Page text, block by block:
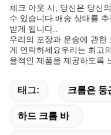
체크 아웃 시, 당신은 당신
수 있습니다.배송 상태를
받게 됩니다..
우리의 포장과 운송에 관한
게 연락하세요우리는 최고
율적인 제품을 제공하도록
태그: 크롬은 둥
하드 크롬 바